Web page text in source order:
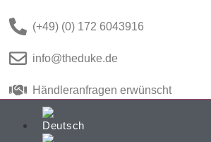
(+49) (0) 172 6043916
info@theduke.de
Händleranfragen erwünscht